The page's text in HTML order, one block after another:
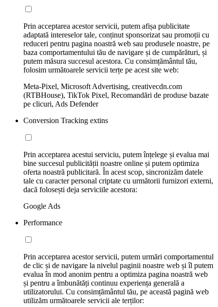
Prin acceptarea acestor servicii, putem afișa publicitate
adaptată intereselor tale, conținut sponsorizat sau promoții cu
reduceri pentru pagina noastră web sau produsele noastre, pe
baza comportamentului tău de navigare și de cumpărături, și
putem măsura succesul acestora. Cu consimțământul tău,
folosim următoarele servicii terțe pe acest site web:
Meta-Pixel, Microsoft Advertising, creativecdn.com
(RTBHouse), TikTok Pixel, Recomandări de produse bazate
pe clicuri, Ads Defender
Conversion Tracking extins
Prin acceptarea acestui serviciu, putem înțelege și evalua mai
bine succesul publicității noastre online și putem optimiza
oferta noastră publicitară. În acest scop, sincronizăm datele
tale cu caracter personal criptate cu următorii furnizori externi,
dacă folosești deja serviciile acestora:
Google Ads
Performance
Prin acceptarea acestor servicii, putem urmări comportamentul
de clic și de navigare la nivelul paginii noastre web și îl putem
evalua în mod anonim pentru a optimiza pagina noastră web
și pentru a îmbunătăți continuu experiența generală a
utilizatorului. Cu consimțământul tău, pe această pagină web
utilizăm următoarele servicii ale terților: